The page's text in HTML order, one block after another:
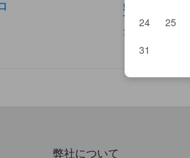
24
25
31
鮨正
Tail Slide
たつみ
弊社について